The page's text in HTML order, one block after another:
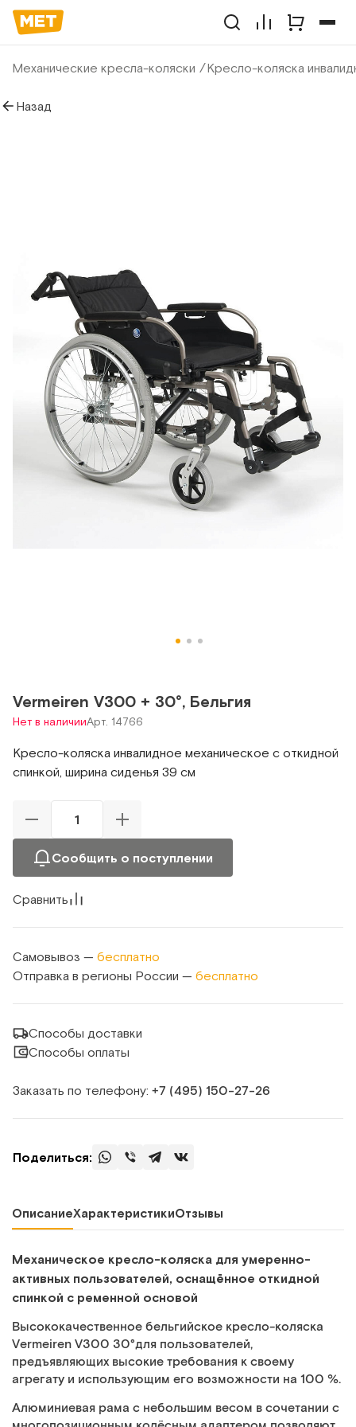
Механические кресла-коляски Кресло-коляска
Назад
Vermeiren V300 + 30°, Бельгия
Нет в наличииАрт. 14766
Кресло-коляска инвалидное механическое с откидной
спинкой, ширина сиденья 39 см
Сообщить о поступлении
Сравнить
Самовывоз — бесплатно
Отправка в регионы России — бесплатно
Способы доставки
Способы оплаты
Заказать по телефону: +7 (495) 150‑27‑26
Поделиться:
ОписаниеХарактеристикиОтзывы
Механическое кресло-коляска для умеренно-
активных пользователей, оcнащённое откидной
спинкой с ременной основой
Высококачественное бельгийское кресло-коляска
Vermeiren V300 30°для пользователей,
предъявляющих высокие требования к своему
агрегату и использующим его возможности на 100 %.
Алюминиевая рама с небольшим весом в сочетании с